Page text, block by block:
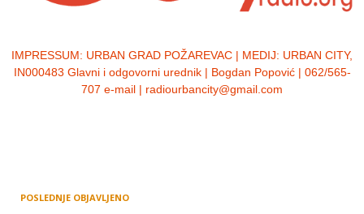
IMPRESSUM: URBAN GRAD POŽAREVAC | MEDIJ: URBAN CITY,
IN000483 Glavni i odgovorni urednik | Bogdan Popović | 062/565-
707 e-mail | radiourbancity@gmail.com
POSLEDNJE OBJAVLJENO